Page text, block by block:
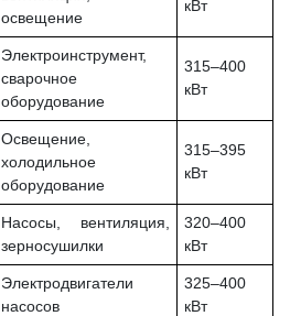
освещение
кВт
Электроинструмент,
сварочное
оборудование
315–400
кВт
Освещение,
холодильное
оборудование
315–395
кВт
Насосы, вентиляция,
зерносушилки
320–400
кВт
Электродвигатели
насосов
325–400
кВт